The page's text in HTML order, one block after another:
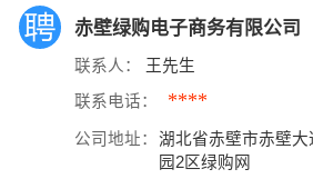
赤壁绿购电子商务有限公司
联系人： 王先生
联系电话： ****
公司地址：
湖北省赤壁市赤壁
园2区绿购网